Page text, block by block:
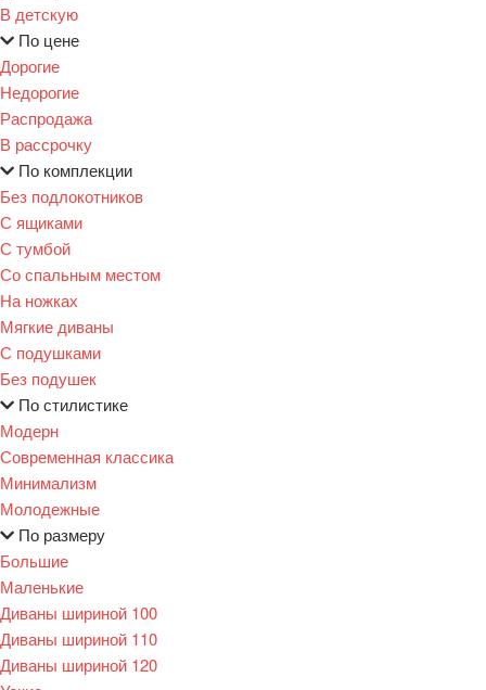
В детскую
По цене
Дорогие
Недорогие
Распродажа
В рассрочку
По комплекции
Без подлокотников
С ящиками
С тумбой
Со спальным местом
На ножках
Мягкие диваны
С подушками
Без подушек
По стилистике
Модерн
Современная классика
Минимализм
Молодежные
По размеру
Большие
Маленькие
Диваны шириной 100
Диваны шириной 110
Диваны шириной 120